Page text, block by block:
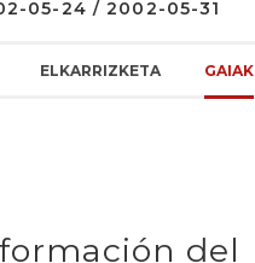
05-24 / 2002-05-31
ELKARRIZKETA GAIAK
del